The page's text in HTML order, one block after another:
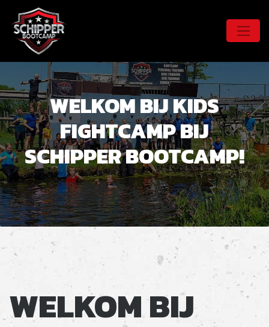
WELKOM BIJ KIDS
FIGHTCAMP BIJ
SCHIPPER BOOTCAMP!
WELKOM BIJ